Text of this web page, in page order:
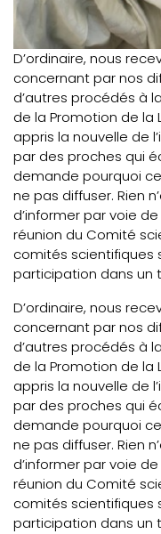
D’ordinaire, nous
concernant par nos
d’autres procédés à
de la Promotion de la
appris la nouvelle de
par des proches qui
demande pourquoi
ne pas diffuser. Rien
d’informer par voie
réunion du Comité
comités scientifiques
participation dans un
D’ordinaire, nous
concernant par nos
d’autres procédés à
de la Promotion de la
appris la nouvelle de
par des proches qui
demande pourquoi
ne pas diffuser. Rien
d’informer par voie
réunion du Comité
comités scientifiques
participation dans un